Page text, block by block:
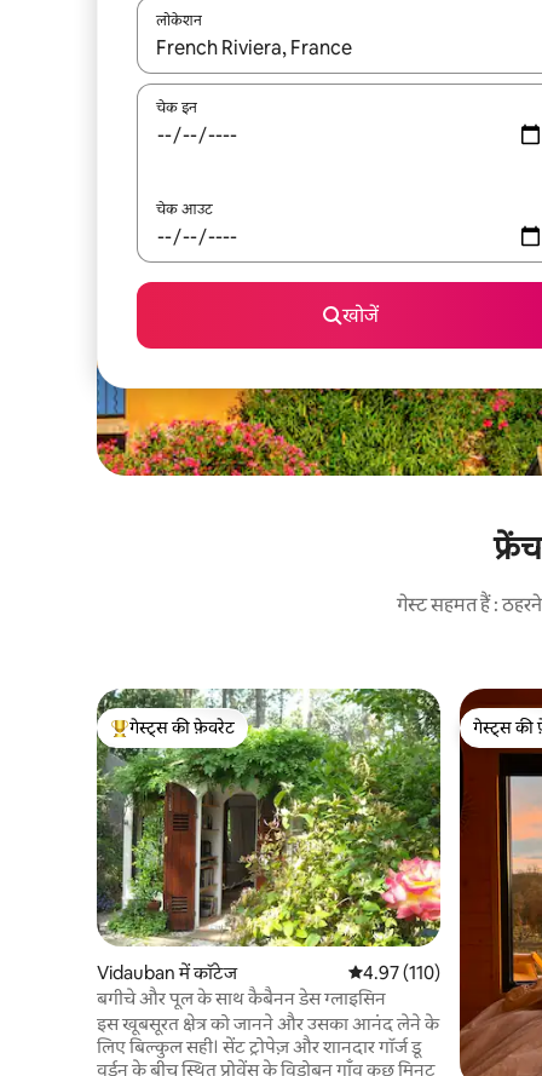
लोकेशन
नतीजों के उपलब्ध होने पर, अप और डाउन 'ऐरो की' का
चेक इन
चेक आउट
खोजें
गेस्ट सहमत हैं :
गेस्ट्स का टॉप फ़ेवरेट
गेस्ट्स की फ़ेवरेट
Vidauban में कॉटेज औसत रेटिंग 5 में से 4.97, 110
4.97 (110)
बगीचे और पूल के साथ कैबैनन डेस ग्लाइसिन
इस खूबसूरत क्षेत्र को जानने और उसका आनंद लेने के
लिए बिल्कुल सही। सेंट ट्रोपेज़ और शानदार गॉर्ज डू
वर्डन के बीच स्थित प्रोवेंस के विडोबन गाँव कुछ मिनट
गेस्ट्स की
गेस्ट्स की